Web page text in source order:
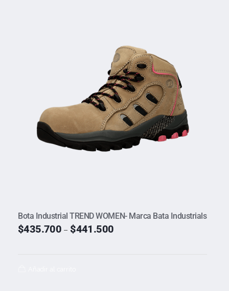
Bota Industrial TREND WOMEN- Marca Bata Industrials
$435.700 – $441.500